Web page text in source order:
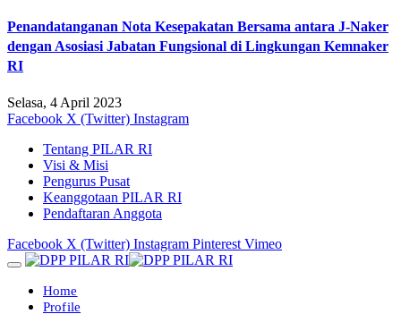
Penandatanganan Nota Kesepakatan Bersama antara J-Naker
dengan Asosiasi Jabatan Fungsional di Lingkungan Kemnaker
RI
Selasa, 4 April 2023
Facebook X (Twitter) Instagram
Tentang PILAR RI
Visi & Misi
Pengurus Pusat
Keanggotaan PILAR RI
Pendaftaran Anggota
Facebook X (Twitter) Instagram Pinterest Vimeo
Home
Profile